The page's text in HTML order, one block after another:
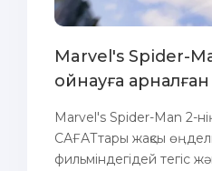
Marvel's Spider-
ойнауға
Marvel's Spider-Man 2-
САҒАТтары жақсы
фильміндегідей тегіс